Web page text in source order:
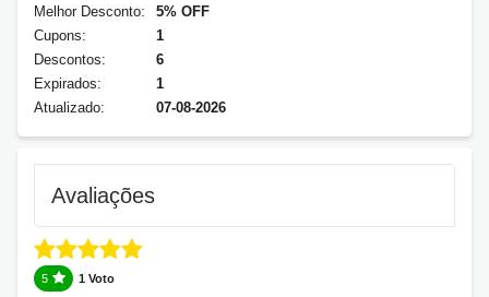
Melhor Desconto:
5% OFF
Cupons:
1
Descontos:
6
Expirados:
1
Atualizado:
07-08-2026
Avaliações
5 1 Voto